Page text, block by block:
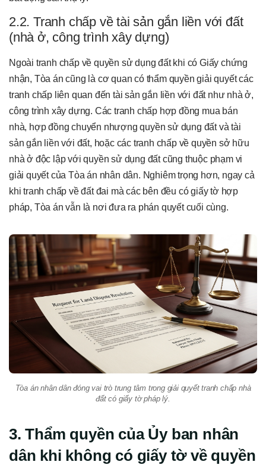
2.2. Tranh chấp về tài sản gắn liền với đất
(nhà ở, công trình xây dựng)
Ngoài tranh chấp về quyền sử dụng đất khi có Giấy chứng
nhận, Tòa án cũng là cơ quan có thẩm quyền giải quyết các
tranh chấp liên quan đến tài sản gắn liền với đất như nhà ở,
công trình xây dựng. Các tranh chấp hợp đồng mua bán
nhà, hợp đồng chuyển nhượng quyền sử dụng đất và tài
sản gắn liền với đất, hoặc các tranh chấp về quyền sở hữu
nhà ở độc lập với quyền sử dụng đất cũng thuộc phạm vi
giải quyết của Tòa án nhân dân. Nghiêm trọng hơn, ngay cả
khi tranh chấp về đất đai mà các bên đều có giấy tờ hợp
pháp, Tòa án vẫn là nơi đưa ra phán quyết cuối cùng.
Tòa án nhân dân đóng vai trò trung tâm trong giải quyết tranh chấp nhà
đất có giấy tờ pháp lý.
3. Thẩm quyền của Ủy ban nhân
dân khi không có giấy tờ về quyền